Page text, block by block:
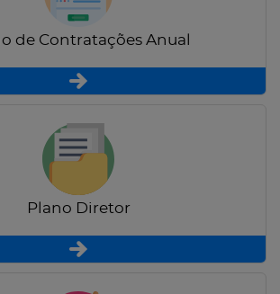
de Contratações Anual
Plano Diretor